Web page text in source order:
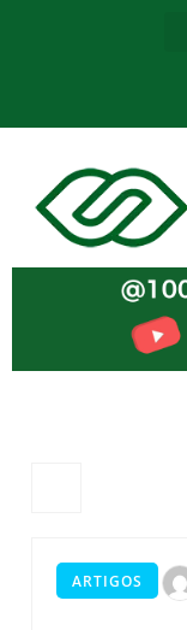
ARTIGOS